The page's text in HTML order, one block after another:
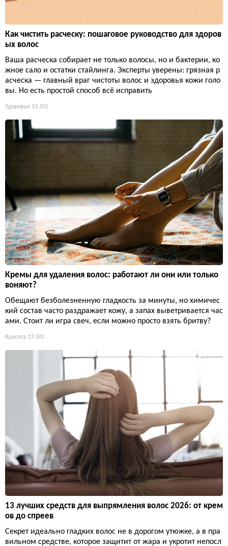
Как чистить расческу: пошаговое руководство для здоров
ых волос
Ваша расческа собирает не только волосы, но и бактерии, ко
жное сало и остатки стайлинга. Эксперты уверены: грязная р
асческа — главный враг чистоты волос и здоровья кожи голо
вы. Но есть простой способ всё исправить
Здоровье 13 355
Кремы для удаления волос: работают ли они или только
воняют?
Обещают безболезненную гладкость за минуты, но химичес
кий состав часто раздражает кожу, а запах выветривается час
ами. Стоит ли игра свеч, если можно просто взять бритву?
Красота 13 392
13 лучших средств для выпрямления волос 2026: от крем
ов до спреев
Секрет идеально гладких волос не в дорогом утюжке, а в пра
вильном средстве, которое защитит от жара и укротит непосл